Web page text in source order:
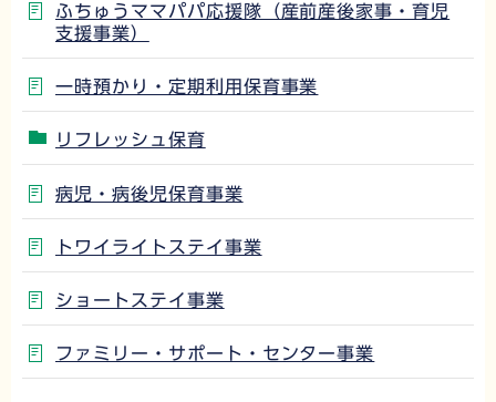
ふちゅうママパパ応援隊（産前産後家事・育児
支援事業）
一時預かり・定期利用保育事業
リフレッシュ保育
病児・病後児保育事業
トワイライトステイ事業
ショートステイ事業
ファミリー・サポート・センター事業